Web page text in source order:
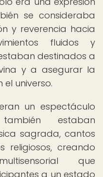
se consideraba
y reverencia hacia
fluidos y
destinados a
y a asegurar la
universo.
un espectáculo
estaban
sagrada, cantos
religiosos, creando
que
a un estado